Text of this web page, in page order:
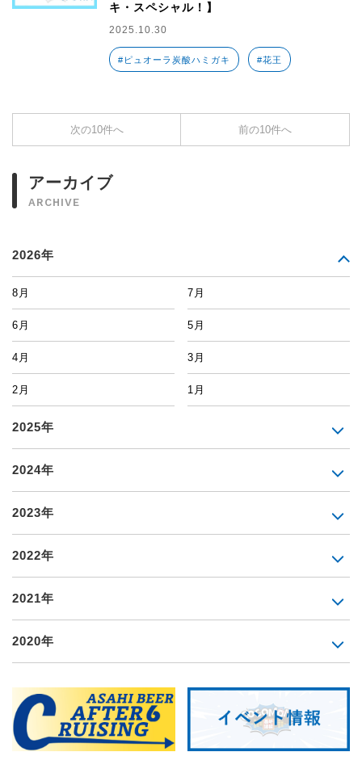
キ・スペシャル！】
2025.10.30
#ピュオーラ炭酸ハミガキ #花王
次の10件へ 前の10件へ
アーカイブ
ARCHIVE
2026年
8月 7月
6月 5月
4月 3月
2月 1月
2025年
2024年
2023年
2022年
2021年
2020年